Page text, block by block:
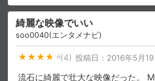
閲覧履歴
視聴年齢制限
サイト内で
能です。5
綺麗な映像でいい
soo0040(エンタメナビ)
(4) 投稿日： 2016年5月
流石に綺麗で壮大な映像だった。